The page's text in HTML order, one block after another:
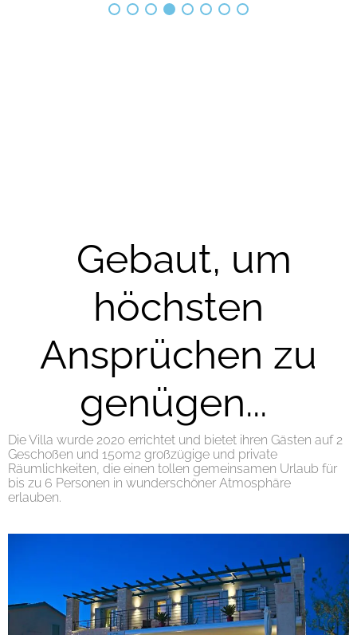
Gebaut, um
höchsten
Ansprüchen zu
genügen...
Die Villa wurde 2020 errichtet und bietet ihren Gästen auf 2
Geschoßen und 150m2 großzügige und private
Räumlichkeiten, die einen tollen gemeinsamen Urlaub für
bis zu 6 Personen in wunderschöner Atmosphäre
erlauben.